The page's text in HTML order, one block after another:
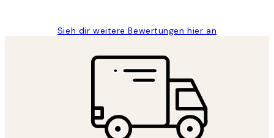
Sieh dir weitere Bewertungen hier an